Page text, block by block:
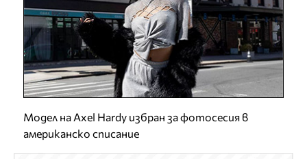
Модел на Axel Hardy избран за фотосесия в
американско списание